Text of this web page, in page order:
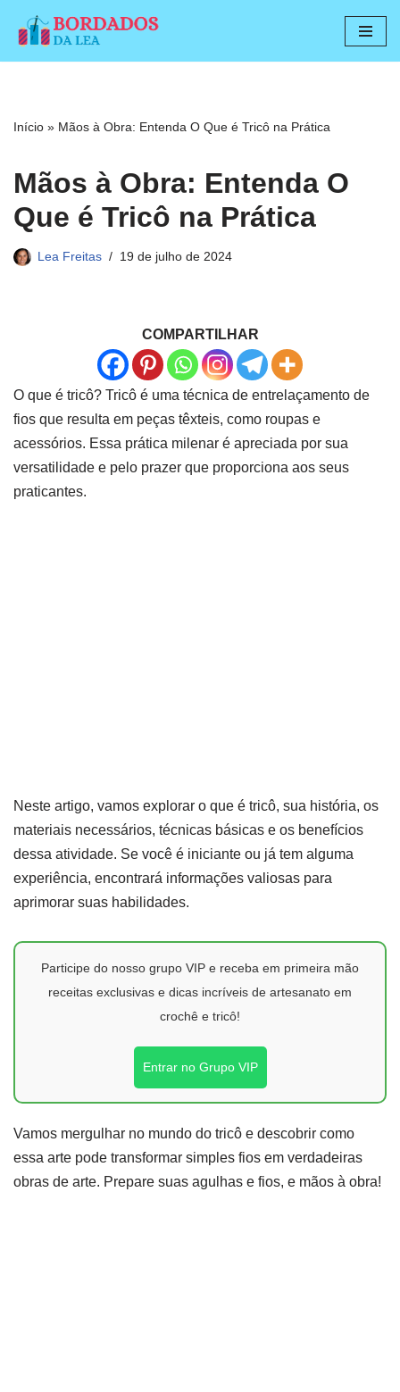
Pular
conteúdo
Início » Mãos à Obra: Entenda O Que é Tricô na Prática
Mãos à Obra: Entenda O
Que é Tricô na Prática
Lea Freitas 19 de julho de 2024
COMPARTILHAR
O que é tricô? Tricô é uma técnica de entrelaçamento de
fios que resulta em peças têxteis, como roupas e
acessórios. Essa prática milenar é apreciada por sua
versatilidade e pelo prazer que proporciona aos seus
praticantes.
Neste artigo, vamos explorar o que é tricô, sua história, os
materiais necessários, técnicas básicas e os benefícios
dessa atividade. Se você é iniciante ou já tem alguma
experiência, encontrará informações valiosas para
aprimorar suas habilidades.
Participe do nosso grupo VIP e receba em primeira mão
receitas exclusivas e dicas incríveis de artesanato em
crochê e tricô!
Entrar no Grupo VIP
Vamos mergulhar no mundo do tricô e descobrir como
essa arte pode transformar simples fios em verdadeiras
obras de arte. Prepare suas agulhas e fios, e mãos à obra!